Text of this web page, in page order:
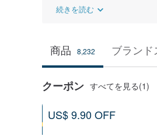
続きを読む
商品 8,232 ブラン
クーポン すべてを見る(1)
US$ 9.90 OFF